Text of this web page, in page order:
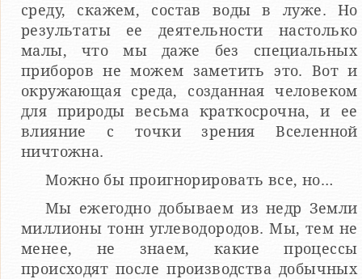
среду, скажем, состав воды в луже. Но
результаты ее деятельности настолько
малы, что мы даже без специальных
приборов не можем заметить это. Вот и
окружающая среда, созданная человеком
для природы весьма краткосрочна, и ее
влияние с точки зрения Вселенной
ничтожна.
Можно бы проигнорировать все, но…
Мы ежегодно добываем из недр Земли
миллионы тонн углеводородов. Мы, тем не
менее, не знаем, какие процессы
происходят после производства добычных